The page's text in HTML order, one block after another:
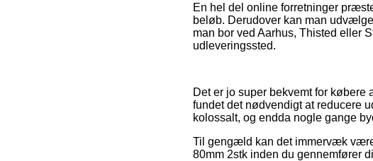
En hel del online forretninger
beløb. Derudover kan man
man bor ved Aarhus, Thisted eller
udleveringssted.
Det er jo super bekvemt for købere
fundet det nødvendigt at reducere
kolossalt, og endda nogle gange
Til gengæld kan det immervæk
80mm 2stk inden du gennemfører